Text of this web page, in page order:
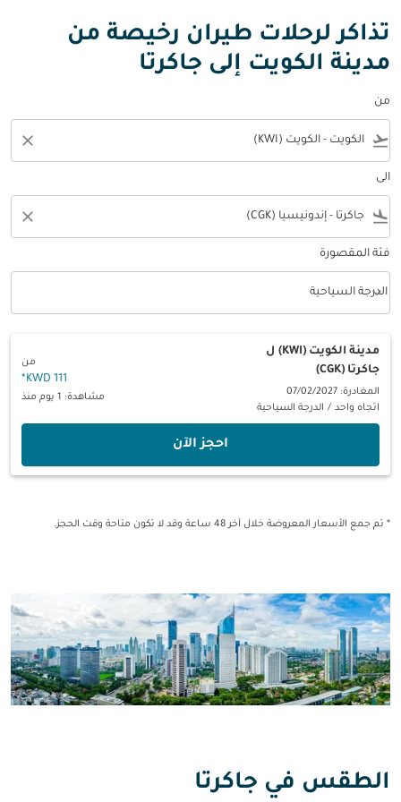
تذاكر لرحلات طيران رخيصة من
مدينة الكويت إلى جاكرتا
من
flight_takeoff
close
الى
flight_land
close
فئة المقصورة
فئة المقصورة option الدرجة السياحية Selected
الدرجة السياحية
keyboard_arrow_down
مدينة الكويت (KWI)
ل
جاكرتا (CGK)
المغادرة: 07/02/2027
اتجاه واحد / الدرجة السياحية
من
111 KWD
*
مشاهدة: 1 يوم منذ
‫احجز الآن‬
* تم جمع الأسعار المعروضة خلال آخر 48 ساعة وقد لا تكون متاحة وقت الحجز.
الطقس في جاكرتا